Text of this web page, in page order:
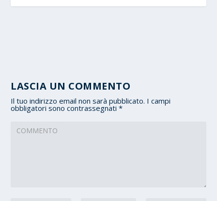
LASCIA UN COMMENTO
Il tuo indirizzo email non sarà pubblicato. I campi
obbligatori sono contrassegnati*